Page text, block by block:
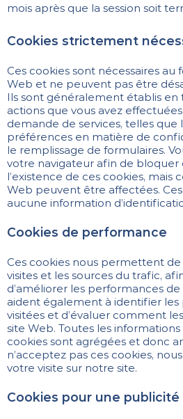
mois après que la session soit
Cookies strictement
Ces cookies sont nécessaires
Web et ne peuvent pas être
Ils sont généralement établis en
actions que vous avez
demande de services, telles que
préférences en matière de
le remplissage de formulaires.
votre navigateur afin de
l’existence de ces cookies, mais
Web peuvent être affectées.
aucune information
Cookies de performance
Ces cookies nous permettent
visites et les sources du trafic,
d’améliorer les performances
aident également à identifier les
visitées et d’évaluer comment
site Web. Toutes les
cookies sont agrégées et donc
n’acceptez pas ces cookies,
votre visite sur notre site.
Cookies pour une publicité